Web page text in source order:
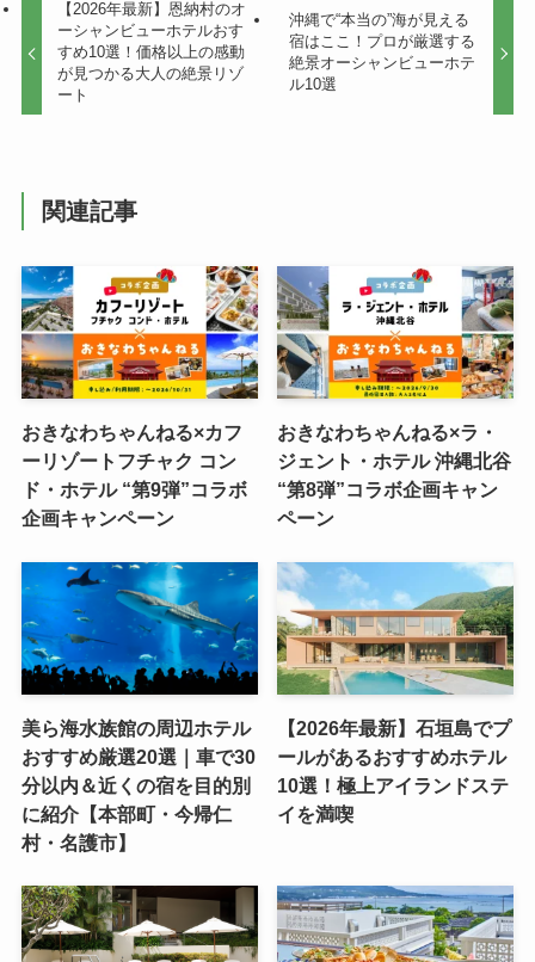
【2026年最新】恩納村のオ
ーシャンビューホテルおす
すめ10選！価格以上の感動
が見つかる大人の絶景リゾ
ート
沖縄で“本当の”海が見える
宿はここ！プロが厳選する
絶景オーシャンビューホテ
ル10選
関連記事
おきなわちゃんねる×カフ
ーリゾートフチャク コン
ド・ホテル “第9弾”コラボ
企画キャンペーン
おきなわちゃんねる×ラ・
ジェント・ホテル 沖縄北谷
“第8弾”コラボ企画キャン
ペーン
美ら海水族館の周辺ホテル
おすすめ厳選20選｜車で30
分以内＆近くの宿を目的別
に紹介【本部町・今帰仁
村・名護市】
【2026年最新】石垣島でプ
ールがあるおすすめホテル
10選！極上アイランドステ
イを満喫